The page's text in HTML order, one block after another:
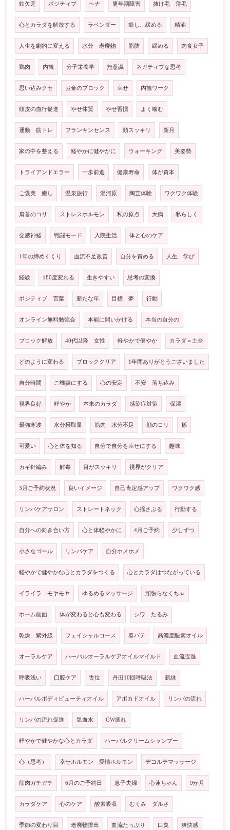
鉄欠乏 ポジティブ ヘナ 更年期障害 抜け毛 薄毛
心とカラダを解放する ラベンダー 癒し、緩める 精油
人生を劇的に変える 水分 老廃物 脂肪 緩める 肉食女子
鶏肉 内観 分子栄養学 無意識 ネガティブな思考
思い込みクセ お金のブロック 幸せ 内観ワーク
頭皮の血行促進 やせ体質 やせ習慣 よく噛む
運動 筋トレ フランキンセンス 頭スッキリ 新月
家の中を整える 軽やかに健やかに ウォーキング 美姿勢
トライアンドエラー 一歩前進 健康寿命 体が資本
ご褒美 癒し 温泉旅行 湯河原 陶芸体験 ワクワク体験
肩首のコリ ストレスホルモン 私の原点 大病 私らしく
交感神経 戦闘モード 入院生活 体と心のケア
1年の締めくくり 血流不足改善 自分を責める 人生 学び
経験 180度変わる 生きやすい 思考の変換
ポジティブ 言葉 新たな年 目標 夢 行動
オンライン無料勉強会 本能に問いかける 本当の自分の
ブロック解放 40代以降 女性 軽やかで健やか カラダ＝土台
どのように変わる ブロッククリア 1年間ありがとうございました
自分時間 ご機嫌にする 心の安定 不安 落ち込み
視界良好 軽やか 本来のカラダ 感染症対策 保湿
最強寒波 水分摂取量 筋肉 水分不足 顔のコリ 孫
可愛い 心と体を知る 自分で自分を幸せにする 趣味
カギ針編み 解毒 目がスッキリ 視界がクリア
3月ご予約状況 良いイメージ 自己肯定感アップ ワクワク感
リンパケアサロン ストレートネック 心揺さぶる 行動する
自分への向き合い方 心と体軽やかに 4月ご予約 少しずつ
小さなゴール リンパケア 自分ホメホメ
軽やかで健やかな心とカラダをつくる 心とカラダはつながっている
イライラ モヤモヤ ゆるめるマッサージ 頑張らなくちゃ
ホーム画面 体が変わると心も変わる シワ たるみ
乾燥 紫外線 フェイシャルコース 春バテ 高濃度酸素オイル
オーラルケア ハーバルオーラルケアオイルマイルド 血流促進
呼吸浅い 口腔ケア 舌位 丹田10回呼吸法 新緑
ハーバルボディビューティオイル アボカドオイル リンパの流れ
リンパの流れ促進 気血水 GW疲れ
軽やかで健やかな心とカラダ ハーバルクリームシャンプー
心（思考） 幸せホルモン 愛情ホルモン デコルテマッサージ
筋肉ガチガチ 6月のご予約日 息子夫婦 心蓮ちゃん 9か月
カラダケア 心のケア 酸素吸収 むくみ ダルさ
季節の変わり目 老廃物排出 血流たっぷり 口臭 爽快感